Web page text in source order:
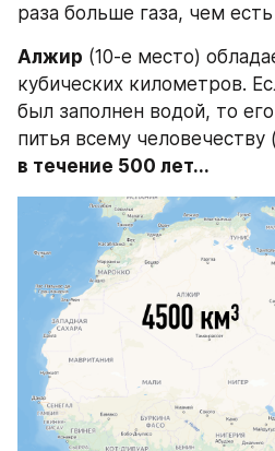
раза больше газа, чем есть
Алжир (10-е место)
кубических километров.
был заполнен водой, то
питья всему
в течение 500 лет...